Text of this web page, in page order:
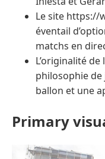
Le site https://
éventail
matchs en
L’originalité de
philosophie de
ballon et une
Primary